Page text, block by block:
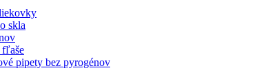
skla
fľaše
pipety bez pyrogénov